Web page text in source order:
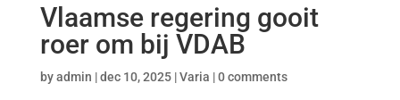
Vlaamse regering gooit
roer om bij VDAB
byadmin |dec 10, 2025|Varia |0 comments